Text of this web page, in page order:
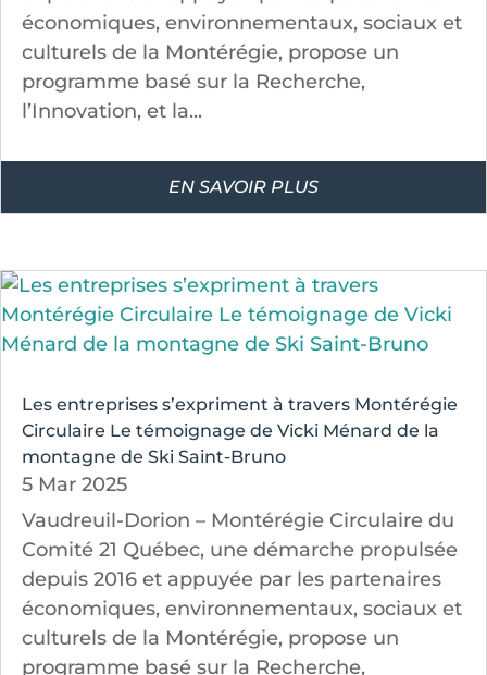
économiques, environnementaux, sociaux et
culturels de la Montérégie, propose un
programme basé sur la Recherche,
l’Innovation, et la...
EN SAVOIR PLUS
Les entreprises s’expriment à travers Montérégie
Circulaire Le témoignage de Vicki Ménard de la
montagne de Ski Saint-Bruno
5 Mar 2025
Vaudreuil-Dorion – Montérégie Circulaire du
Comité 21 Québec, une démarche propulsée
depuis 2016 et appuyée par les partenaires
économiques, environnementaux, sociaux et
culturels de la Montérégie, propose un
programme basé sur la Recherche,